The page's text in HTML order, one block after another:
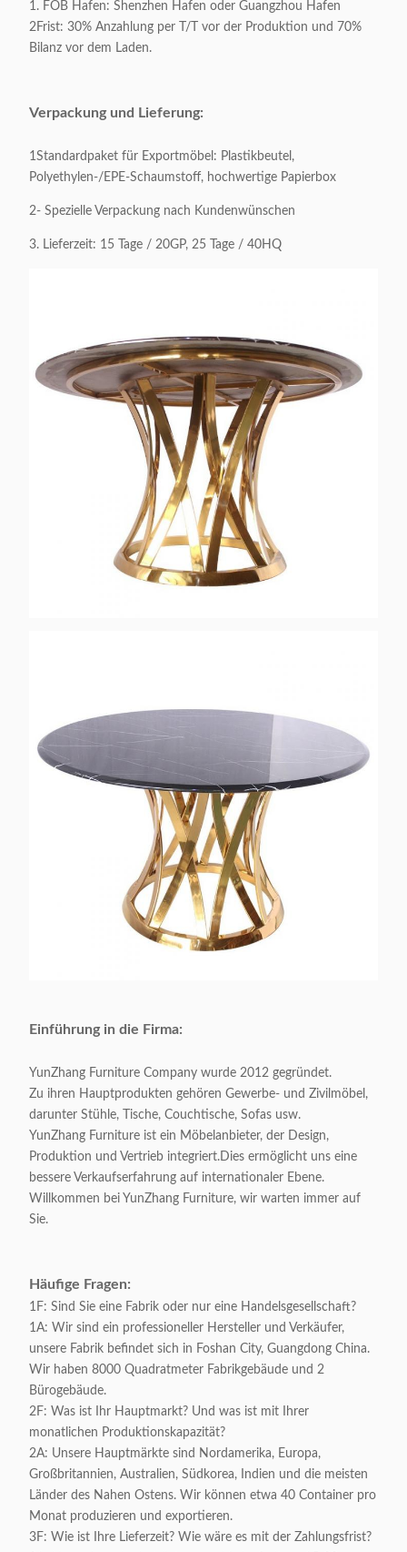
Verpackung: 1 Stück / 1 Karton
Anwendbar Erwachsene
Anpassbar: Akzeptabel
1. FOB Hafen: Shenzhen Hafen oder Guangzhou Hafen
2Frist: 30% Anzahlung per T/T vor der Produktion und 70%
Bilanz vor dem Laden.
Verpackung und Lieferung:
1Standardpaket für Exportmöbel: Plastikbeutel,
Polyethylen-/EPE-Schaumstoff, hochwertige Papierbox
2- Spezielle Verpackung nach Kundenwünschen
3. Lieferzeit: 15 Tage / 20GP, 25 Tage / 40HQ
Einführung in die Firma:
YunZhang Furniture Company wurde 2012 gegründet.
Zu ihren Hauptprodukten gehören Gewerbe- und Zivilmöbel,
darunter Stühle, Tische, Couchtische, Sofas usw.
YunZhang Furniture ist ein Möbelanbieter, der Design,
Produktion und Vertrieb integriert.Dies ermöglicht uns eine
bessere Verkaufserfahrung auf internationaler Ebene.
Willkommen bei YunZhang Furniture, wir warten immer auf
Sie.
Häufige Fragen:
1F: Sind Sie eine Fabrik oder nur eine Handelsgesellschaft?
1A: Wir sind ein professioneller Hersteller und Verkäufer,
unsere Fabrik befindet sich in Foshan City, Guangdong China.
Wir haben 8000 Quadratmeter Fabrikgebäude und 2
Bürogebäude.
2F: Was ist Ihr Hauptmarkt? Und was ist mit Ihrer
monatlichen Produktionskapazität?
2A: Unsere Hauptmärkte sind Nordamerika, Europa,
Großbritannien, Australien, Südkorea, Indien und die meisten
Länder des Nahen Ostens. Wir können etwa 40 Container pro
Monat produzieren und exportieren.
3F: Wie ist Ihre Lieferzeit? Wie wäre es mit der Zahlungsfrist?